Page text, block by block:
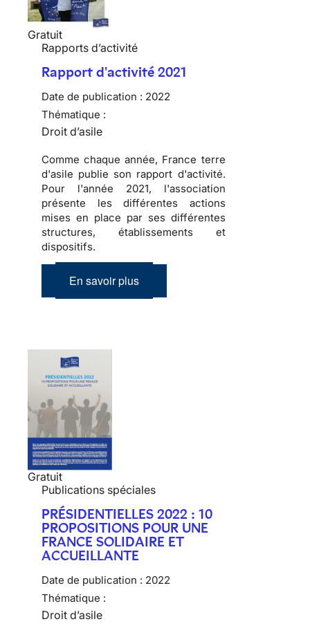
Gratuit
Rapports d’activité
Rapport d'activité 2021
Date de publication : 2022
Thématique :
Droit d’asile
Comme chaque année, France terre
d'asile publie son rapport d'activité.
Pour l'année 2021, l'association
présente les différentes actions
mises en place par ses différentes
structures, établissements et
dispositifs.
En savoir plus
Gratuit
Publications spéciales
PRÉSIDENTIELLES 2022 : 10
PROPOSITIONS POUR UNE
FRANCE SOLIDAIRE ET
ACCUEILLANTE
Date de publication : 2022
Thématique :
Droit d’asile